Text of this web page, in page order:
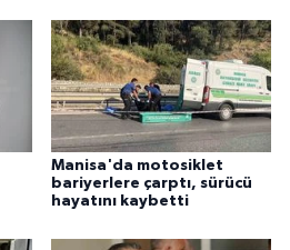
Manisa'da motosiklet
bariyerlere çarptı, sürücü
hayatını kaybetti